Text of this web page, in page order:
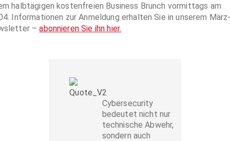
halbtägigen kostenfreien Business Brunch vormittags am
Informationen zur Anmeldung erhalten Sie in unserem
–abonnieren Sie ihn hier.
Cybersecurity
bedeutet nicht nur
technische Abwehr,
sondern auch